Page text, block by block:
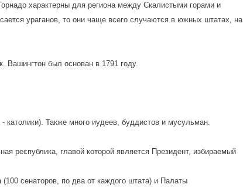
характерны для региона между Скалистыми горами и
ураганов, то они чаще всего случаются в южных штатах, на
Вашингтон был основан в 1791 году.
католики). Также много иудеев, буддистов и мусульман.
республика, главой которой является Президент, избираемый
сенаторов, по два от каждого штата) и Палаты